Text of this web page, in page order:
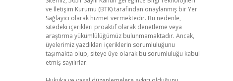
ve İletişim Kurumu (BTK) tarafından onaylanmış bir Yer
Sağlayıcı olarak hizmet vermektedir. Bu nedenle,
sitedeki içerikleri proaktif olarak denetleme veya
araştırma yükümlülüğümüz bulunmamaktadır. Ancak,
üyelerimiz yazdıkları içeriklerin sorumluluğunu
taşımakta olup, siteye üye olarak bu sorumluluğu kabul
etmiş sayılırlar.